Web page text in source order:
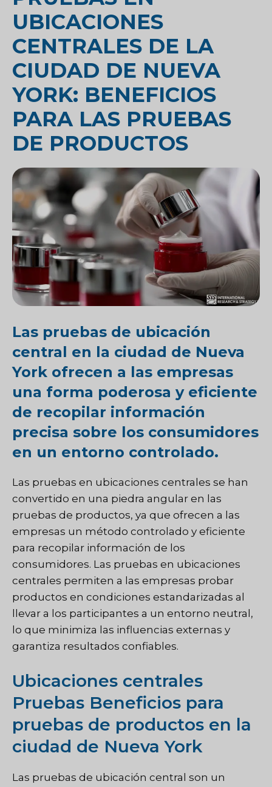
UBICACIONES
CENTRALES DE LA
CIUDAD DE NUEVA
YORK: BENEFICIOS
PARA LAS PRUEBAS
DE PRODUCTOS
Las pruebas de ubicación
central en la ciudad de Nueva
York ofrecen a las empresas
una forma poderosa y eficiente
de recopilar información
precisa sobre los consumidores
en un entorno controlado.
Las pruebas en ubicaciones centrales se han
convertido en una piedra angular en las
pruebas de productos, ya que ofrecen a las
empresas un método controlado y eficiente
para recopilar información de los
consumidores. Las pruebas en ubicaciones
centrales permiten a las empresas probar
productos en condiciones estandarizadas al
llevar a los participantes a un entorno neutral,
lo que minimiza las influencias externas y
garantiza resultados confiables.
Ubicaciones centrales
Pruebas Beneficios para
pruebas de productos en la
ciudad de Nueva York
Las pruebas de ubicación central son un